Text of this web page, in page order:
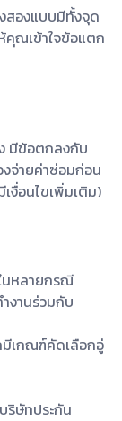
สองแบบมีทั้งจุด
คุณเข้าใจข้อแตก
มีข้อตกลงกับ
งจ่ายค่าซ่อมก่อน
งื่อนไขเพิ่มเติม)
นหลายกรณี
ำงานร่วมกับ
มีเกณฑ์คัดเลือกอู่
ริษัทประกัน